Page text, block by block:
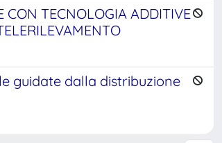
TECNOLOGIA ADDITIVE
guidate dalla distribuzione